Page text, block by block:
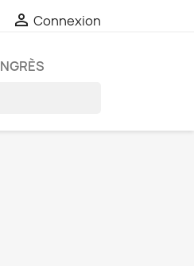
 Connexion